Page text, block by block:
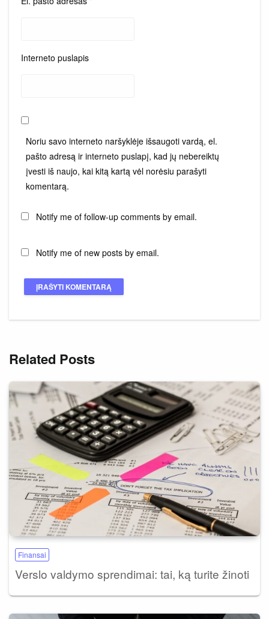
Interneto puslapis
Noriu savo interneto naršyklėje išsaugoti vardą, el.
pašto adresą ir interneto puslapį, kad jų nebereiktų
įvesti iš naujo, kai kitą kartą vėl norėsiu parašyti
komentarą.
Notify me of follow-up comments by email.
Notify me of new posts by email.
Related Posts
Finansai
Verslo valdymo sprendimai: tai, ką turite žinoti